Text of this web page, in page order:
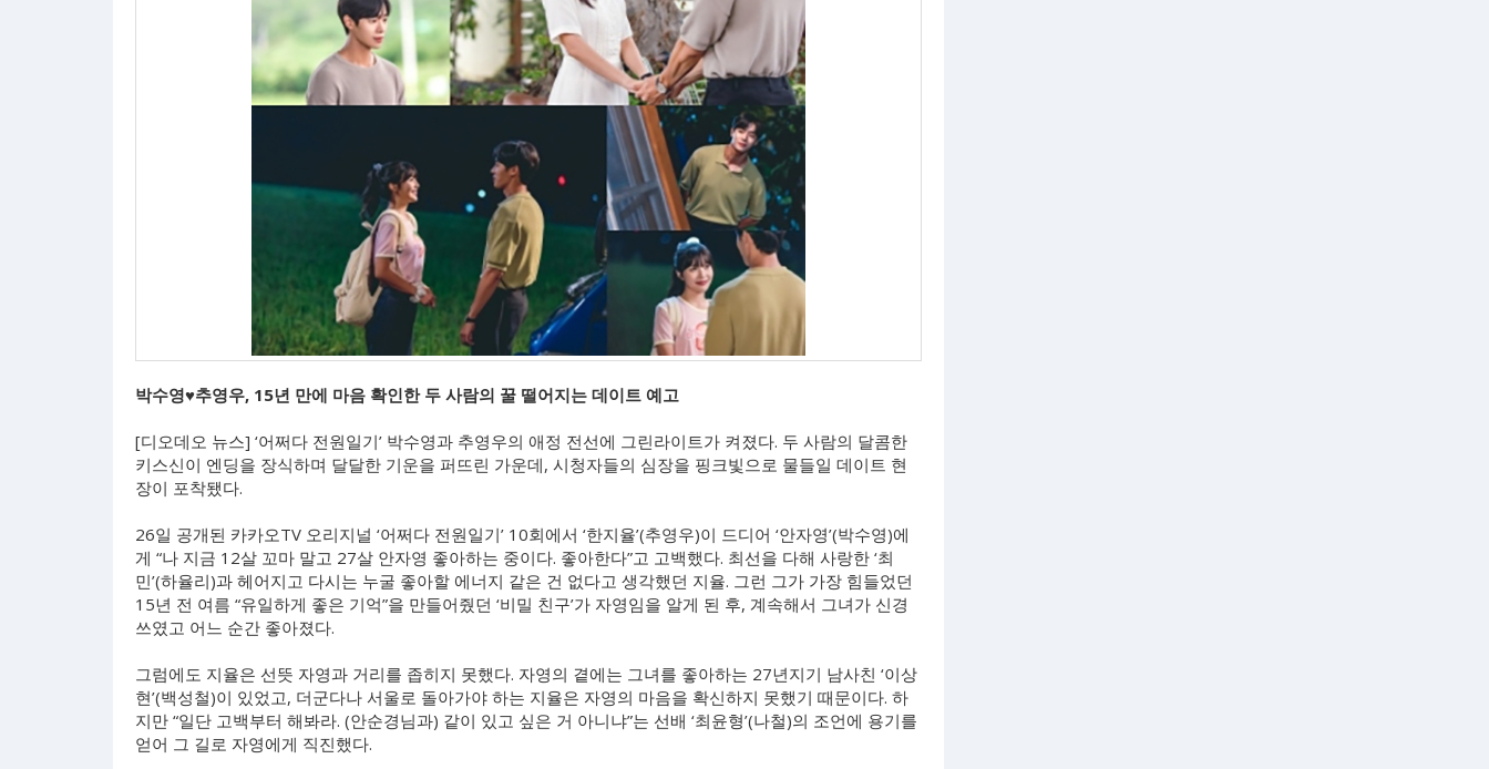
박수영♥추영우, 15년 만에 마음 확인한 두 사람의 꿀 떨어지는 데이트 예고
[디오데오 뉴스] ‘어쩌다 전원일기’ 박수영과 추영우의 애정 전선에 그린라이트가 켜졌다. 두 사람의 달콤한
키스신이 엔딩을 장식하며 달달한 기운을 퍼뜨린 가운데, 시청자들의 심장을 핑크빛으로 물들일 데이트 현
장이 포착됐다.
26일 공개된 카카오TV 오리지널 ‘어쩌다 전원일기’ 10회에서 ‘한지율’(추영우)이 드디어 ‘안자영’(박수영)에
게 “나 지금 12살 꼬마 말고 27살 안자영 좋아하는 중이다. 좋아한다”고 고백했다. 최선을 다해 사랑한 ‘최
민’(하율리)과 헤어지고 다시는 누굴 좋아할 에너지 같은 건 없다고 생각했던 지율. 그런 그가 가장 힘들었던
15년 전 여름 “유일하게 좋은 기억”을 만들어줬던 ‘비밀 친구’가 자영임을 알게 된 후, 계속해서 그녀가 신경
쓰였고 어느 순간 좋아졌다.
그럼에도 지율은 선뜻 자영과 거리를 좁히지 못했다. 자영의 곁에는 그녀를 좋아하는 27년지기 남사친 ‘이상
현’(백성철)이 있었고, 더군다나 서울로 돌아가야 하는 지율은 자영의 마음을 확신하지 못했기 때문이다. 하
지만 “일단 고백부터 해봐라. (안순경님과) 같이 있고 싶은 거 아니냐”는 선배 ‘최윤형’(나철)의 조언에 용기를
얻어 그 길로 자영에게 직진했다.